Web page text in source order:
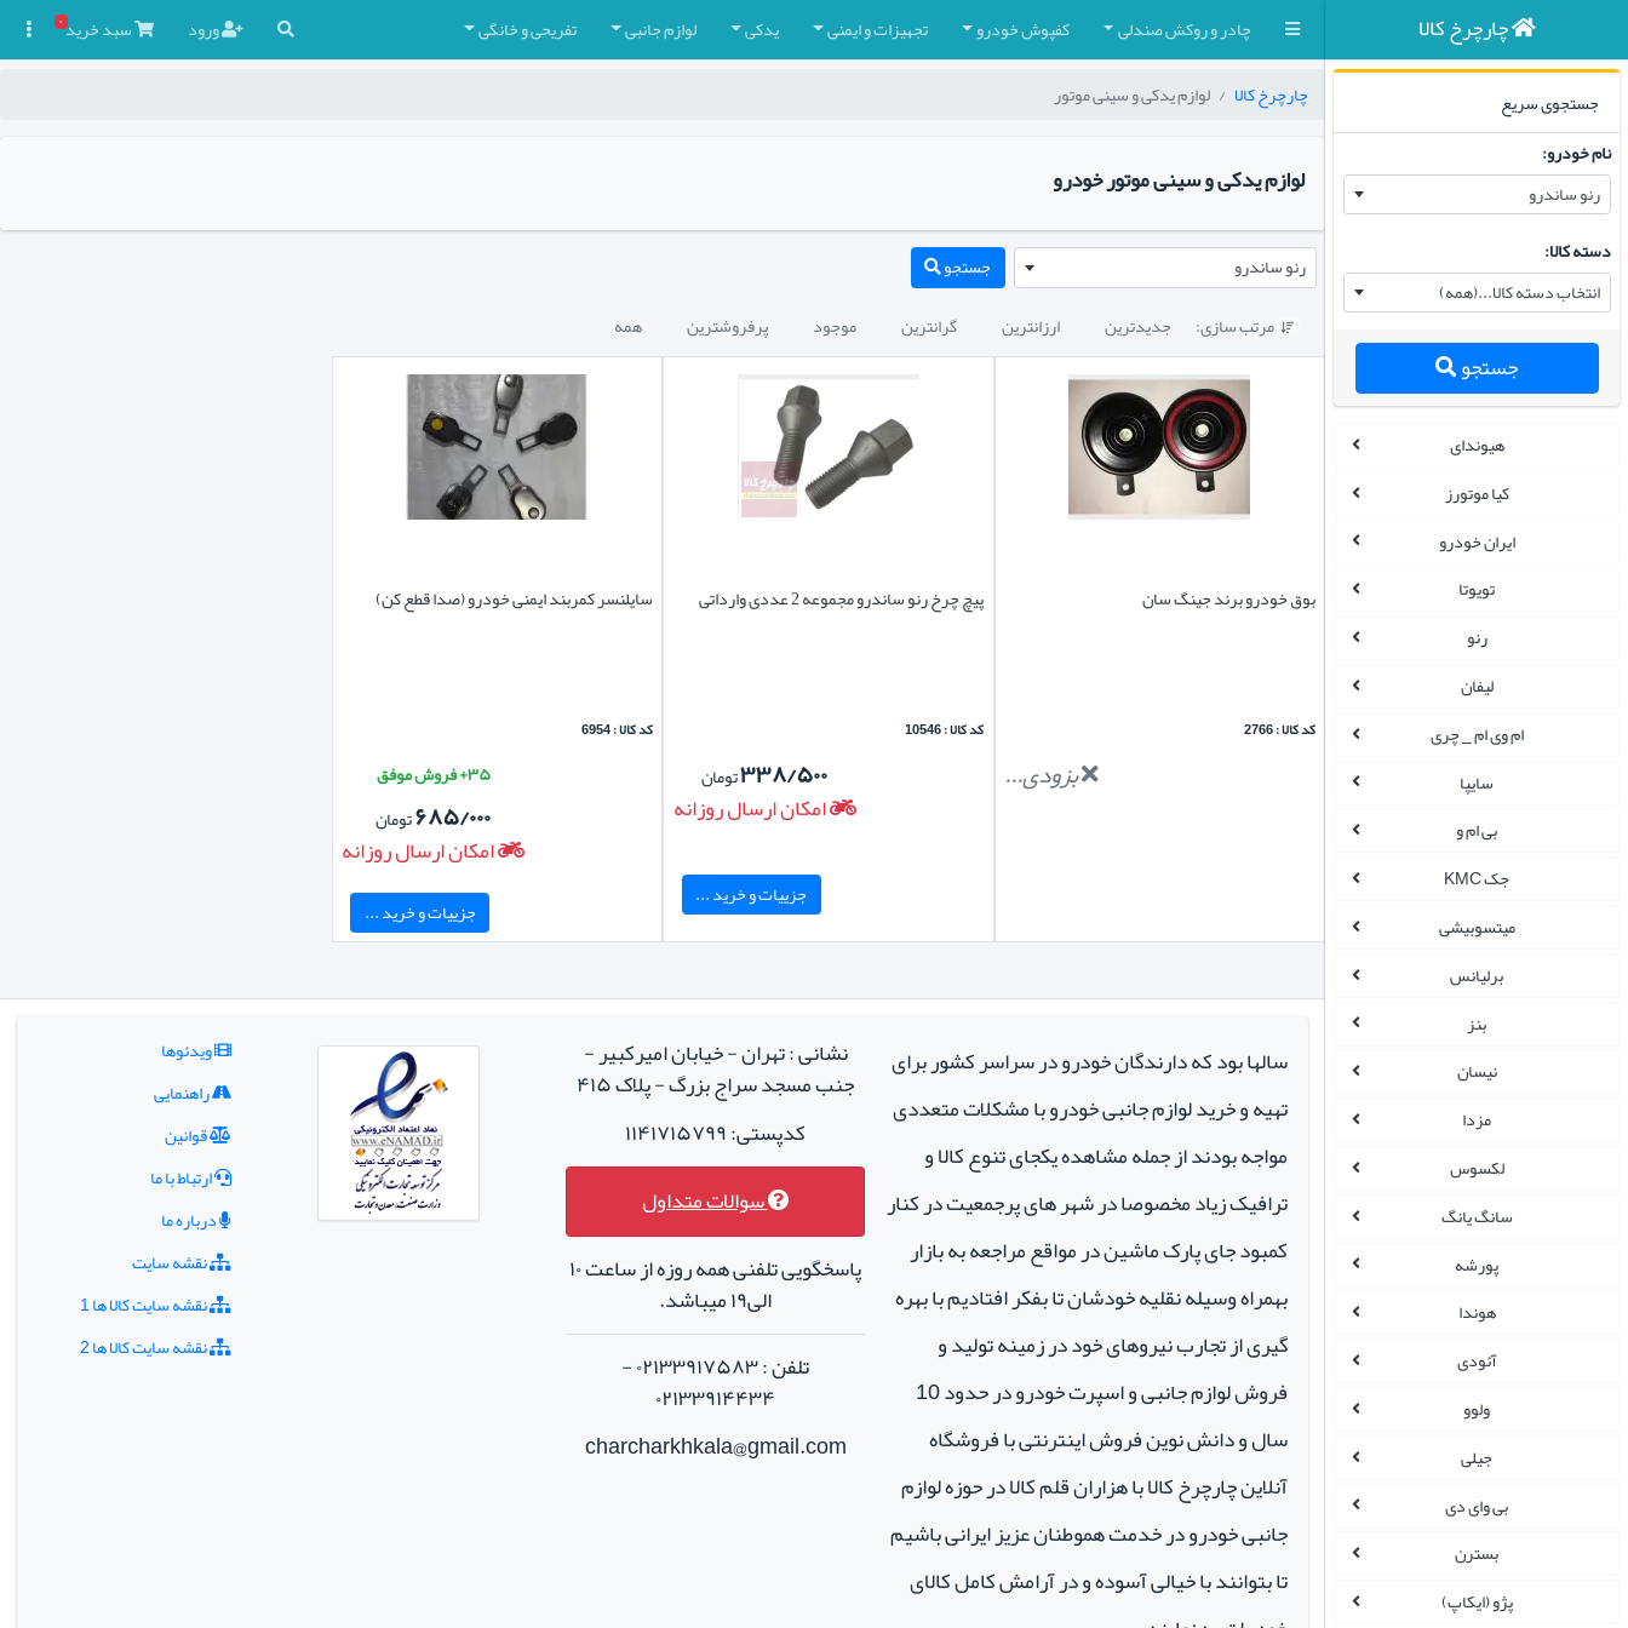
چادر و روکش صندلی کفپوش خودرو تجهیزات و ایمنی یدکی لوازم جانبی تفریحی و خانگی ورود سبدخرید۰ چارچرخ کالا
جستجوی سریع
نام خودرو:
رنو ساندرو
دسته کالا:
انتخاب دسته کالا...(همه)
جستجو
هیوندای
کیا موتورز
ایران خودرو
تویوتا
رنو
لیفان
ام وی ام _ چری
سایپا
بی ام و
جک KMC
میتسوبیشی
برلیانس
بنز
نیسان
مزدا
لکسوس
سانگ یانگ
پورشه
هوندا
آئودی
ولوو
جیلی
بی وای دی
بسترن
پژو (ایکاپ)
چارچرخ کالا لوازم یدکی و سینی موتور
لوازم یدکی و سینی موتور خودرو
رنو ساندرو جستجو
 مرتب سازی: جدیدترین ارزانترین گرانترین موجود پرفروشترین همه
بوق خودرو برند جینگ سان
کد کالا : 2766
بزودی...
پیچ چرخ رنو ساندرو مجموعه 2 عددی وارداتی
کد کالا : 10546
۳۳۸/۵۰۰تومان
امکان ارسال روزانه
جزییات و خرید ...
سایلنسر کمربند ایمنی خودرو (صدا قطع کن)
کد کالا : 6954
۳۵+ فروش موفق
۶۸۵/۰۰۰تومان
امکان ارسال روزانه
جزییات و خرید ...
سالها بود که دارندگان خودرو در سراسر کشور برای
تهیه و خرید لوازم جانبی خودرو با مشکلات متعددی
مواجه بودند از جمله مشاهده یکجای تنوع کالا و
ترافیک زیاد مخصوصا در شهر های پرجمعیت در کنار
کمبود جای پارک ماشین در مواقع مراجعه به بازار
بهمراه وسیله نقلیه خودشان تا بفکر افتادیم با بهره
گیری از تجارب نیروهای خود در زمینه تولید و
فروش لوازم جانبی و اسپرت خودرو در حدود 10
سال و دانش نوین فروش اینترنتی با فروشگاه
آنلاین چارچرخ کالا با هزاران قلم کالا در حوزه لوازم
جانبی خودرو در خدمت هموطنان عزیز ایرانی باشیم
تا بتوانند با خیالی آسوده و در آرامش کامل کالای
نشانی : تهران - خیابان امیرکبیر -
جنب مسجد سراج بزرگ - پلاک ۴۱۵
کدپستی: ۱۱۴۱۷۱۵۷۹۹
سوالات متداول
پاسخگویی تلفنی همه روزه از ساعت ۱۰
الی۱۹ میباشد.
تلفن : ۰۲۱۳۳۹۱۷۵۸۳ -
۰۲۱۳۳۹۱۴۴۳۴
charcharkhkala@gmail.com
ویدئوها
راهنمایی
قوانین
ارتباط با ما
درباره ما
نقشه سایت
نقشه سایت کالا ها 1
نقشه سایت کالا ها 2